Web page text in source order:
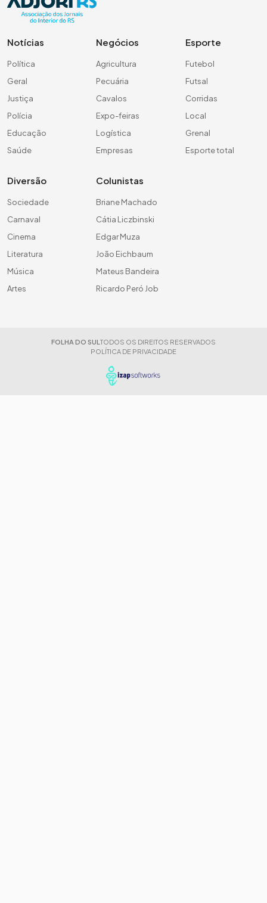
Notícias
Política
Geral
Justiça
Polícia
Educação
Saúde
Negócios
Agricultura
Pecuária
Cavalos
Expo-feiras
Logística
Empresas
Esporte
Futebol
Futsal
Corridas
Local
Grenal
Esporte total
Diversão
Sociedade
Carnaval
Cinema
Literatura
Música
Artes
Colunistas
Briane Machado
Cátia Liczbinski
Edgar Muza
João Eichbaum
Mateus Bandeira
Ricardo Peró Job
FOLHA DO SUL TODOS OS DIREITOS RESERVADOS
POLÍTICA DE PRIVACIDADE